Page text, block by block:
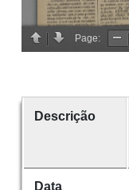
Descrição
Data